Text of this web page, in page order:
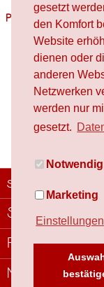
gesetzt
den Komfort
Website
dienen oder
anderen
Netzwerken
werden nur
gesetzt.
Notwendig
Marketing
Einstellungen
Passende Produkte
schafproduction
Shop
Rechtliches
Newsletter